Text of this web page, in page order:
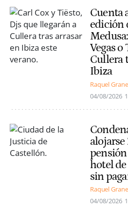
Cuenta
edición
Vegas o
Cullera
Ibiza
Raquel
04/08/2026
alojarse
hotel
sin
Raquel
04/08/2026